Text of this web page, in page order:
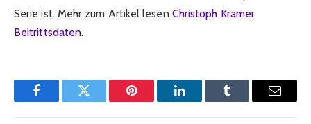
Serie ist. Mehr zum Artikel lesen Christoph Kramer
Beitrittsdaten.
FacebookTwitter Pinterest LinkedInTumblr Email